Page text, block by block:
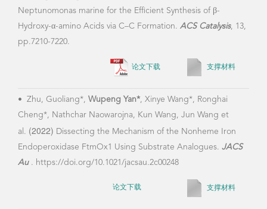
Neptunomonas marine for the Efficient Synthesis of β-
Hydroxy-α-amino Acids via C–C Formation. ACS Catalysis, 13,
pp.7210-7220.
论文下载 支撑材料
• Zhu, Guoliang*, Wupeng Yan* , Xinye Wang*, Ronghai
Cheng*, Nathchar Naowarojna, Kun Wang, Jun Wang et
al. (2022) Dissecting the Mechanism of the Nonheme Iron
Endoperoxidase FtmOx1 Using Substrate Analogues. JACS
Au. https://doi.org/10.1021/jacsau.2c00248
论文下载 支撑材料